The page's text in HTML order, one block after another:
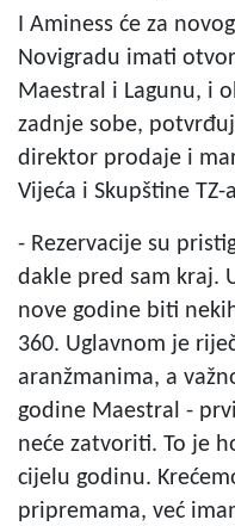
I Aminess će za
Novigradu imati
Maestral i Lagunu, i
zadnje sobe,
direktor prodaje i
Vijeća i Skupštine TZ-
- Rezervacije su
dakle pred sam kraj.
nove godine biti
360. Uglavnom je
aranžmanima, a
godine Maestral -
neće zatvoriti. To je
cijelu godinu.
pripremama, već